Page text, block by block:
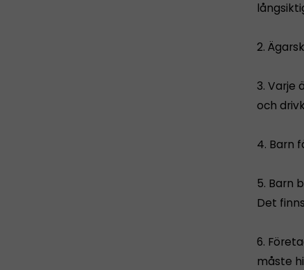
2.
3. Varje
och
4. Barn
5. Barn
Det
6.
måste